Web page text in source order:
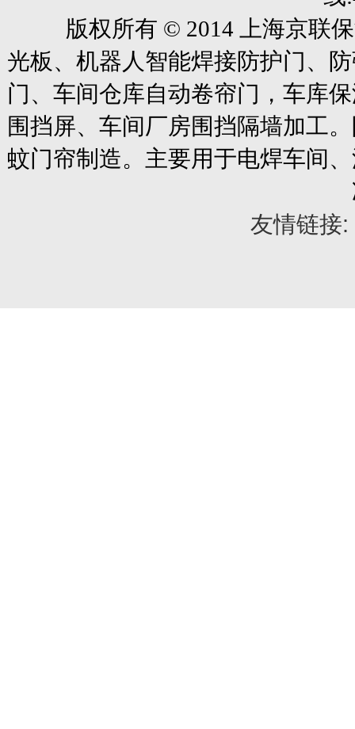
版权所有 © 2014 上海京联
光板、机器人智能焊接防护门、
门、车间仓库自动卷帘门 ，车库
围挡屏、车间厂房围挡隔墙加工
蚊门帘制造。主要用于电焊车间
友情链接: